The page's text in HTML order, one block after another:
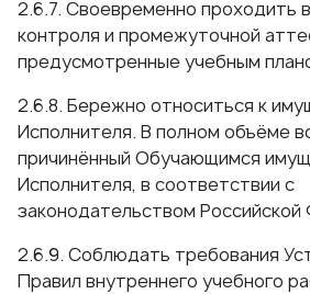
2.6.7. Своевременно проходить
контроля и промежуточной
предусмотренные учебным
2.6.8. Бережно относиться к
Исполнителя. В полном объёме
причинённый Обучающимся
Исполнителя, в соответствии с
законодательством
2.6.9. Соблюдать требования
Правил внутреннего учебного